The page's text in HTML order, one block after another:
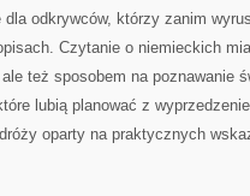
odkrywców, którzy zanim
Czytanie o niemieckich
też sposobem na poznawanie
lubią planować z
oparty na praktycznych